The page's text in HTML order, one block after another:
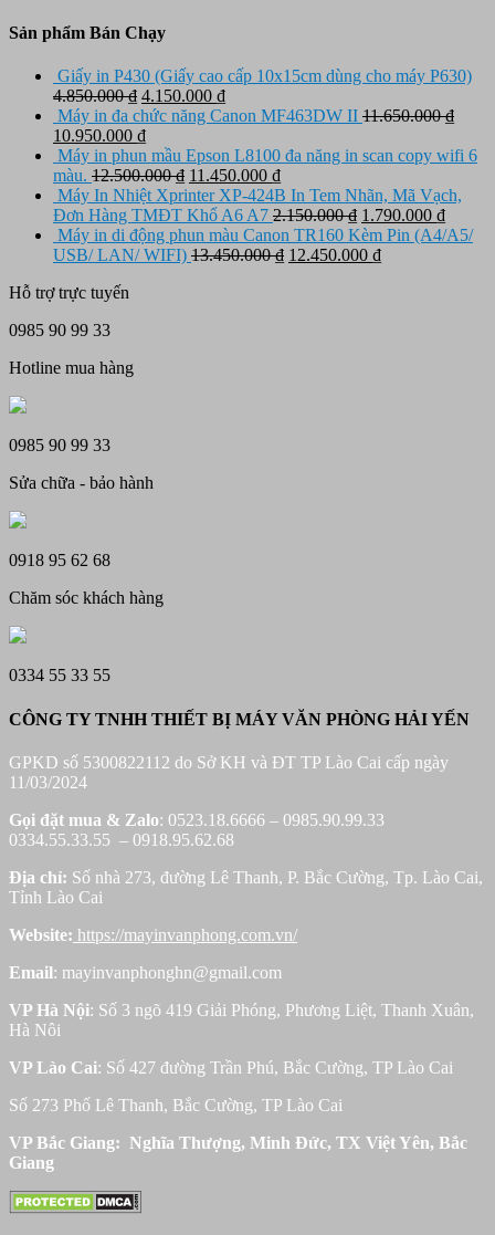
Sản phẩm Bán Chạy
Giấy in P430 (Giấy cao cấp 10x15cm dùng cho máy P630)
4.850.000₫ Giá
gốc
là:
4.850.000 ₫.
4.150.000 ₫Giá
hiện
là:
4.150.000 ₫.
Máy in đa chức năng Canon MF463DW II 11.650.000₫
Giá
gốc
là:
11.650.000 ₫.
10.950.000 ₫Giá
hiện
tại
là:
10.950.000 ₫.
Máy in phun mầu Epson L8100 đa năng in scan copy wifi 6
màu. 12.500.000₫ Giá
gốc
là:
12.500.000 ₫.
11.450.000 ₫Giá
hiện
tại
là:
11.450.000 ₫.
Máy In Nhiệt Xprinter XP-424B In Tem Nhãn, Mã Vạch,
Đơn Hàng TMĐT Khổ A6 A7 2.150.000₫ Giá
gốc
là:
1.790.000 ₫Giá
hiện
Máy in di động phun màu Canon TR160 Kèm Pin (A4/A5/
USB/ LAN/ WIFI) 13.450.000₫ Giá
12.450.000 ₫Giá
Hỗ trợ trực tuyến
0985 90 99 33
Hotline mua hàng
0985 90 99 33
Sửa chữa - bảo hành
0918 95 62 68
Chăm sóc khách hàng
0334 55 33 55
CÔNG TY TNHH THIẾT BỊ MÁY VĂN PHÒNG HẢI YẾN
GPKD số 5300822112 do Sở KH và ĐT TP Lào Cai cấp ngày
11/03/2024
Gọi đặt mua & Zalo: 0523.18.6666 – 0985.90.99.33
0334.55.33.55 – 0918.95.62.68
Địa chỉ: Số nhà 273, đường Lê Thanh, P. Bắc Cường, Tp. Lào Cai,
Tỉnh Lào Cai
Website: https://mayinvanphong.com.vn/
Email: mayinvanphonghn@gmail.com
VP Hà Nội: Số 3 ngõ 419 Giải Phóng, Phương Liệt, Thanh Xuân,
Hà Nôi
VP Lào Cai: Số 427 đường Trần Phú, Bắc Cường, TP Lào Cai
Số 273 Phố Lê Thanh, Bắc Cường, TP Lào Cai
VP Bắc Giang: Nghĩa Thượng, Minh Đức, TX Việt Yên, Bắc
Giang